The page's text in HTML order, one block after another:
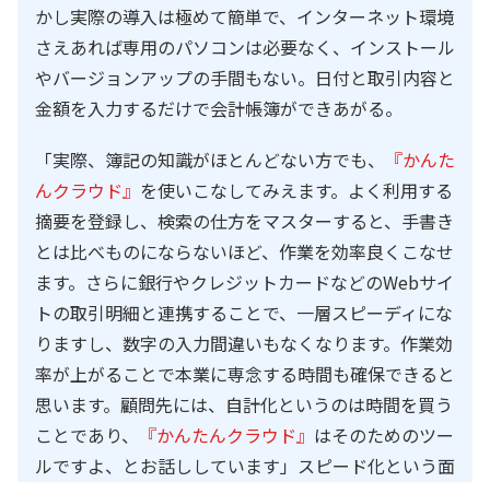
かし実際の導入は極めて簡単で、インターネット環境
さえあれば専用のパソコンは必要なく、インストール
やバージョンアップの手間もない。日付と取引内容と
金額を入力するだけで会計帳簿ができあがる。
「実際、簿記の知識がほとんどない方でも、
『かんた
んクラウド』 を使いこなしてみえます。よく利用する
摘要を登録し、検索の仕方をマスターすると、手書き
とは比べものにならないほど、作業を効率良くこなせ
ます。さらに銀行やクレジットカードなどのWebサイ
トの取引明細と連携することで、一層スピーディにな
りますし、数字の入力間違いもなくなります。作業効
率が上がることで本業に専念する時間も確保できると
思います。顧問先には、自計化というのは時間を買う
ことであり、
『かんたんクラウド』 はそのためのツー
ルですよ、とお話ししています」スピード化という面